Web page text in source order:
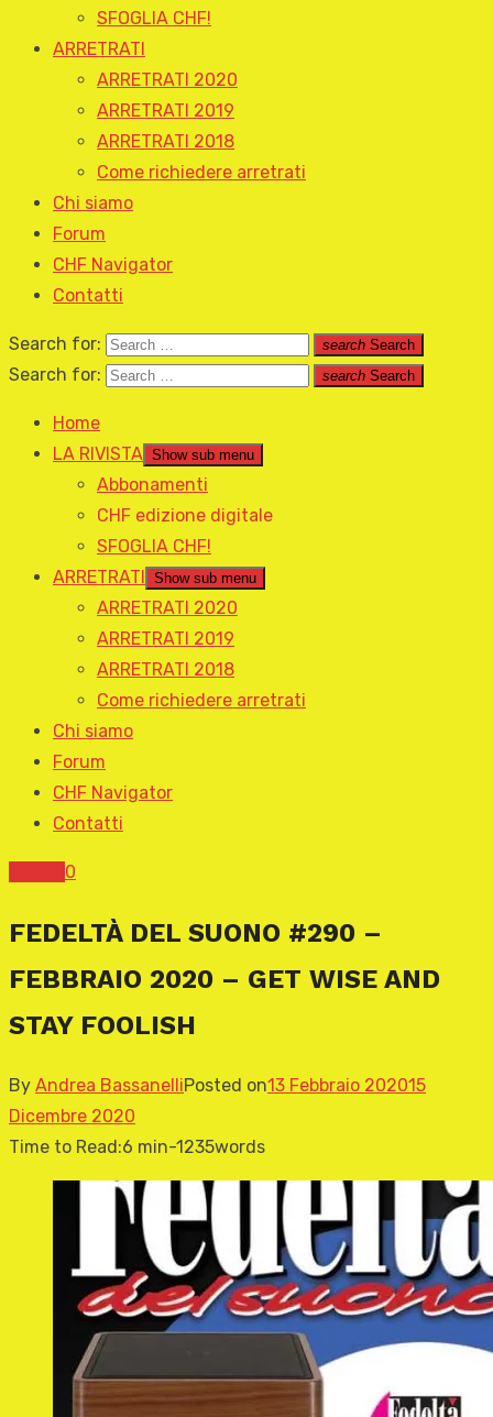
SFOGLIA CHF!
ARRETRATI
ARRETRATI 2020
ARRETRATI 2019
ARRETRATI 2018
Come richiedere arretrati
Chi siamo
Forum
CHF Navigator
Contatti
Search for: search Search
Search for: search Search
Home
LA RIVISTA Show sub menu
Abbonamenti
CHF edizione digitale
SFOGLIA CHF!
ARRETRATI
Show sub menu
ARRETRATI 2020
ARRETRATI 2019
ARRETRATI 2018
Come richiedere arretrati
Chi siamo
Forum
CHF Navigator
Contatti
0
FEDELTÀ DEL SUONO #290 –
FEBBRAIO 2020 – GET WISE AND
STAY FOOLISH
By Andrea BassanelliPosted on13 Febbraio 202015
Dicembre 2020
Time to Read:6 min-1235words